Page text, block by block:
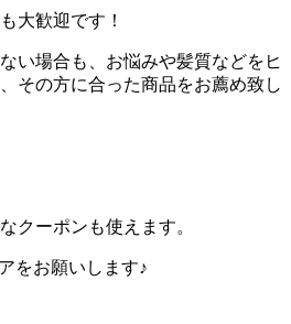
大歓迎です！
い場合も、お悩みや髪質などをヒ
その方に合った商品をお薦め致し
クーポンも使えます。
をお願いします♪